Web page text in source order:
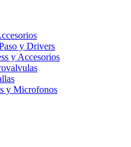
y Drivers
y Accesorios
y Microfonos